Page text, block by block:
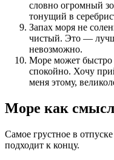
словно огромный
тонущий в
Запах моря не
чистый. Это —
невозможно.
Море может быстро
спокойно. Хочу
меня этому,
Море как
Самое грустное в
подходит к концу.